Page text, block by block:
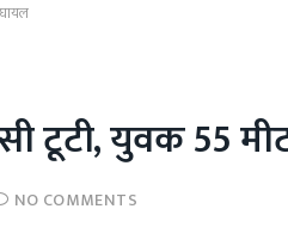
टूटी, युवक 55
NO COMMENTS